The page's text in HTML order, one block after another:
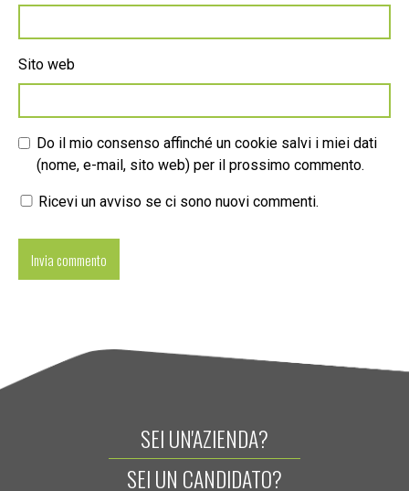
Sito web
Do il mio consenso affinché un cookie salvi i miei dati
(nome, e-mail, sito web) per il prossimo commento.
Ricevi un avviso se ci sono nuovi commenti.
SEI UN'AZIENDA?
SEI UN CANDIDATO?